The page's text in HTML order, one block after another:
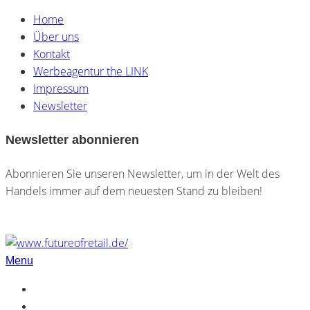
Home
Über uns
Kontakt
Werbeagentur the LINK
Impressum
Newsletter
Newsletter abonnieren
Abonnieren Sie unseren Newsletter, um in der Welt des
Handels immer auf dem neuesten Stand zu bleiben!
Menu